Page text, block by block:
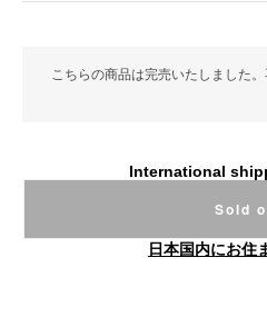
こちらの商品は完売いたしました
International
Sold
日本国内にお住